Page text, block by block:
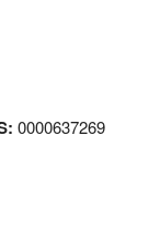
0000637269